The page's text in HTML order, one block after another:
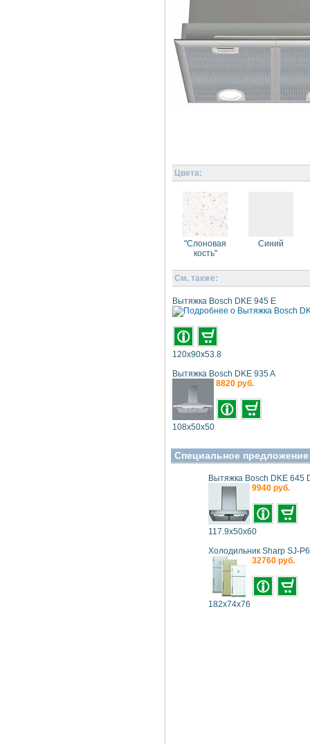
Цвета:
"Слоновая
кость"
Синий
См. также:
Вытяжка Bosch DKE 945 E
120x90x53.8
Вытяжка Bosch DKE 935 A
8820 руб.
108x50x50
Специальное предложение
Вытяжка Bosch DKE 645
9940 руб.
117.9x50x60
Холодильник Sharp SJ-
32760 руб.
182x74x76